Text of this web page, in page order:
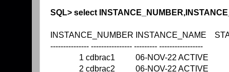
SQL> select
INSTANCE_NUMBER INSTANCE_NAME
--------------- ---------------- --------- -----------------
1 cdbrac1 06-NOV-22 ACTIVE
2 cdbrac2 06-NOV-22 ACTIVE